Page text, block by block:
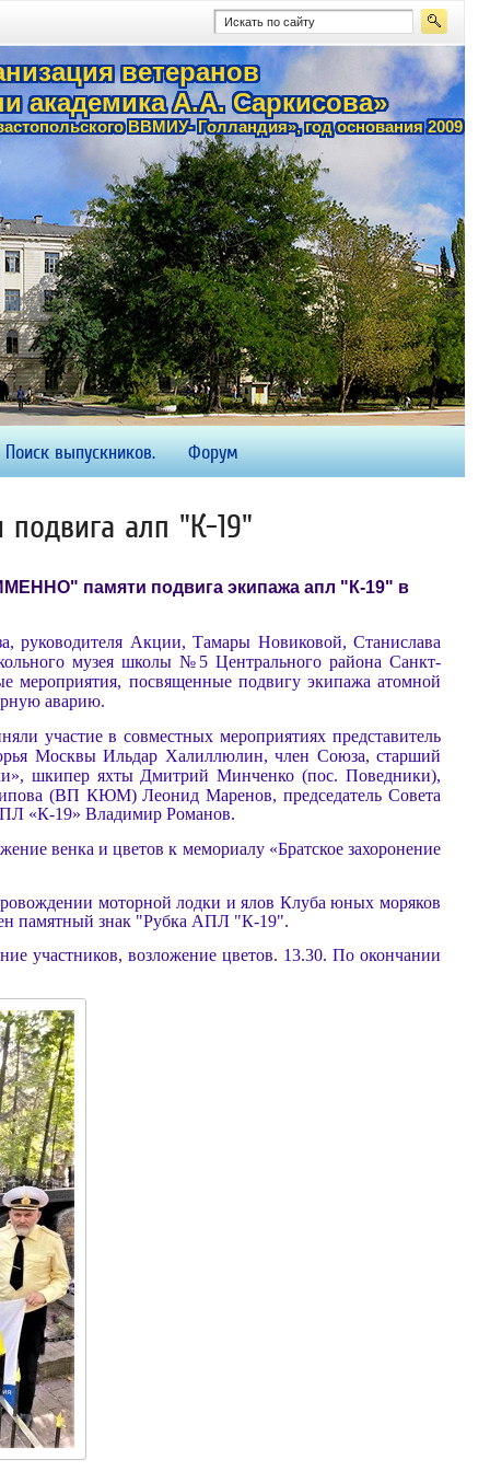
ветеранов
академика А.А. Саркисова»
ВВМИУ- Голландия», год основания 2009
Поиск выпускников. Форум
подвига алп "К-19"
памяти подвига экипажа апл "К-19" в
руководителя Акции, Тамары Новиковой, Станислава
музея школы №5 Центрального района Санкт-
мероприятия, посвященные подвигу экипажа атомной
аварию.
в совместных мероприятиях представитель
Москвы Ильдар Халиллюлин, член Союза, старший
шкипер яхты Дмитрий Минченко (пос. Поведники),
(ВП КЮМ) Леонид Маренов, председатель Совета
«К-19» Владимир Романов.
венка и цветов к мемориалу «Братское захоронение
моторной лодки и ялов Клуба юных моряков
памятный знак "Рубка АПЛ "К-19".
участников, возложение цветов. 13.30. По окончании